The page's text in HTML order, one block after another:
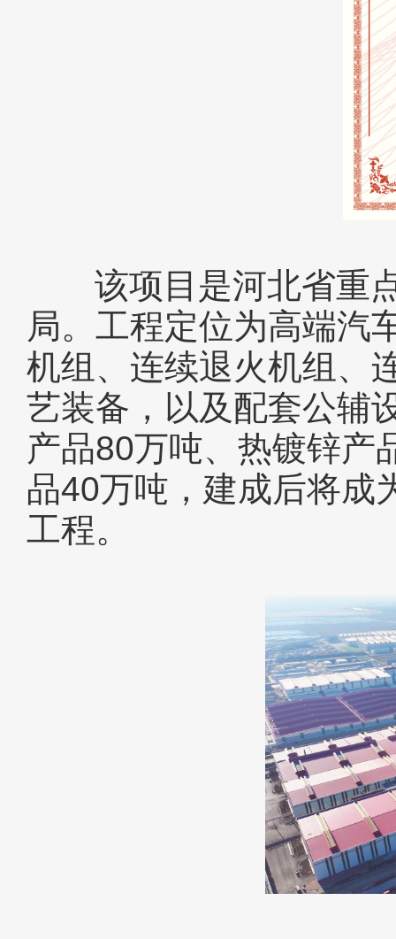
该项目是河北省重点
局。工程定位为高端汽
机组、连续退火机组、
艺装备，以及配套公辅
产品80万吨、热镀锌产
品40万吨，建成后将成
工程。